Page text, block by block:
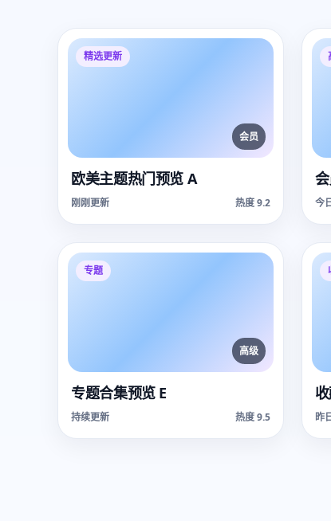
精选更新
会员
欧美主题热门预览 A
刚刚更新 热度 9.2 今
专题
高级
专题合集预览 E
持续更新 热度 9.5 昨